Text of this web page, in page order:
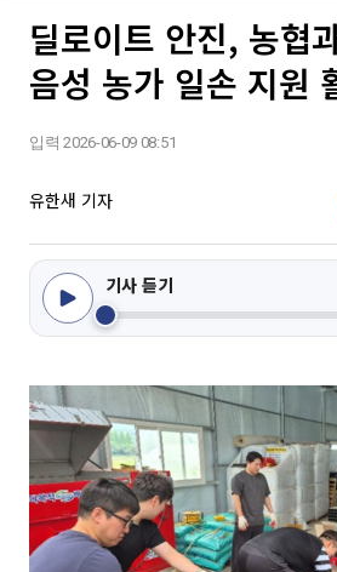
딜로이트 안진, 농협
음성 농가 일손 지원
입력 2026-06-09 08:51
유한새 기자
기사 듣기